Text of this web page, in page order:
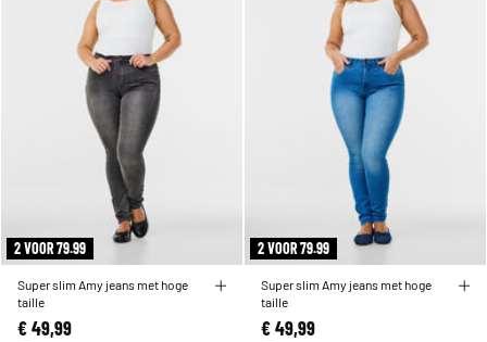
2 VOOR 79.99
Super slim Amy jeans met hoge
taille
€ 49,99
2 VOOR 79.99
Super slim Amy jeans met hoge
taille
€ 49,99